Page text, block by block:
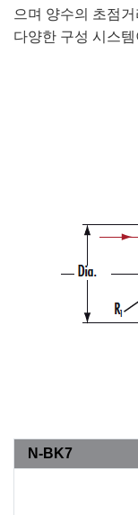
으며 양수의 초점
다양한 구성 시스
N-BK7